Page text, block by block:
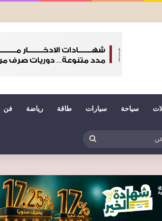
سياحة سيارات طاقة رياضة فن
عن